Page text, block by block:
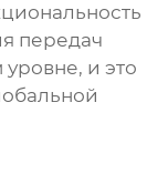
передач
и это